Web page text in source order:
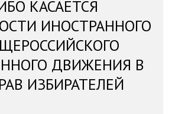
КАСАЕТСЯ
ИНОСТРАННОГО
ДВИЖЕНИЯ В
ИЗБИРАТЕЛЕЙ